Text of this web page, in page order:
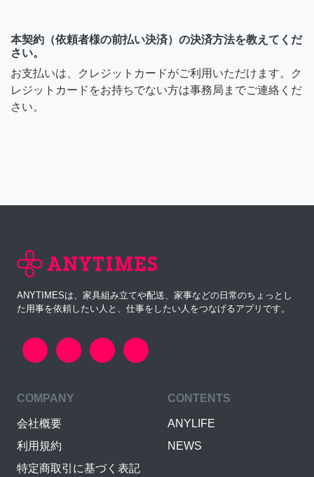
本契約（依頼者様の前払い決済）の決済方法を教えてくだ
さい。
お支払いは、クレジットカードがご利用いただけます。ク
レジットカードをお持ちでない方は事務局までご連絡くだ
さい。
ANYTIMESは、家具組み立てや配送、家事などの日常のちょっとし
た用事を依頼したい人と、仕事をしたい人をつなげるアプリです。
COMPANY
会社概要
利用規約
特定商取引に基づく表記
CONTENTS
ANYLIFE
NEWS